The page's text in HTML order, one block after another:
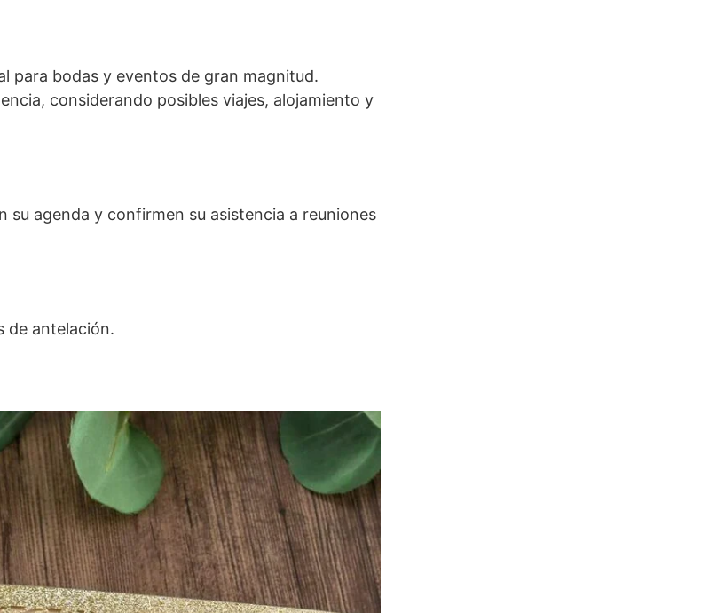
para bodas y eventos de gran magnitud.
considerando posibles viajes, alojamiento y
su agenda y confirmen su asistencia a reuniones
de antelación.